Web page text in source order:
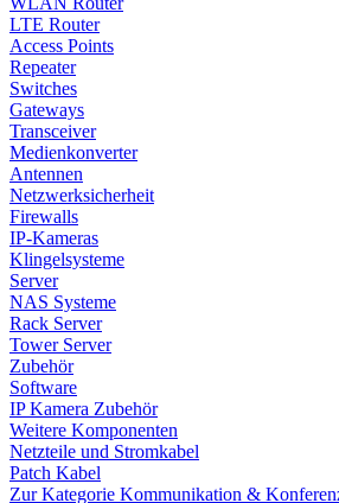
LTE Router
Access Points
Repeater
Switches
Gateways
Transceiver
Medienkonverter
Antennen
Netzwerksicherheit
Firewalls
IP-Kameras
Klingelsysteme
Server
NAS Systeme
Rack Server
Tower Server
Zubehör
Software
IP Kamera Zubehör
Weitere Komponenten
Netzteile und Stromkabel
Patch Kabel
Zur Kategorie Kommunikation &